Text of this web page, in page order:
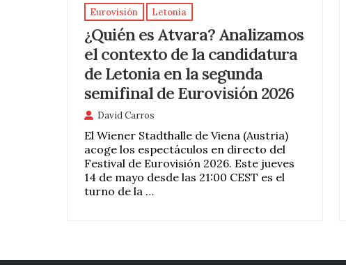
Eurovisión Letonia
¿Quién es Atvara? Analizamos
el contexto de la candidatura
de Letonia en la segunda
semifinal de Eurovisión 2026
David Carros
El Wiener Stadthalle de Viena (Austria)
acoge los espectáculos en directo del
Festival de Eurovisión 2026. Este jueves
14 de mayo desde las 21:00 CEST es el
turno de la …